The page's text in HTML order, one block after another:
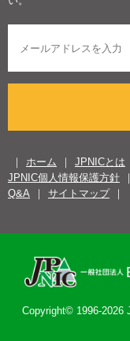
ホーム JPNICとは
JPNIC個人情報保護方針
Q&A
サイトマップ
Copyright© 1996-2026